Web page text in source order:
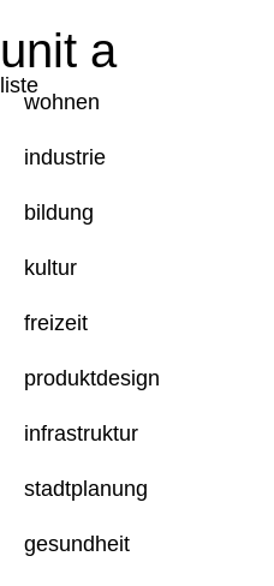
unit a
wohnen
industrie
bildung
kultur
freizeit
produktdesign
infrastruktur
stadtplanung
gesundheit
liste